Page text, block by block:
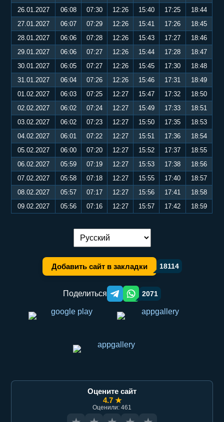
26.01.2027
06:08 07:30 12:26 15:40 17:25
18:44
27.01.2027
06:07 07:29 12:26 15:41 17:26
18:45
28.01.2027
06:06 07:28 12:26 15:43 17:27
18:46
29.01.2027
06:06 07:27 12:26 15:44 17:28
18:47
30.01.2027
06:05 07:27 12:26 15:45 17:30
18:48
31.01.2027
06:04 07:26 12:26 15:46 17:31
18:49
01.02.2027
06:03 07:25 12:27 15:47 17:32
18:50
02.02.2027
06:02 07:24 12:27 15:49 17:33
18:51
03.02.2027
06:02 07:23 12:27 15:50 17:35
18:53
04.02.2027
06:01 07:22 12:27 15:51 17:36
18:54
05.02.2027
06:00 07:20 12:27 15:52 17:37
18:55
06.02.2027
05:59 07:19 12:27 15:53 17:38
18:56
07.02.2027
05:58 07:18 12:27 15:55 17:40
18:57
08.02.2027
05:57 07:17 12:27 15:56 17:41
18:58
09.02.2027
05:56 07:16 12:27 15:57 17:42 18:59
Переключение языка:
Добавить сайт в закладки 18114
Поделиться Telegram orqali ulashish
WhatsApp orqali ulashish
2071
Оцените сайт
4.7 ★
Оценили: 461